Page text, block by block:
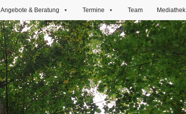
Angebote & Beratung Termine Team Mediathek